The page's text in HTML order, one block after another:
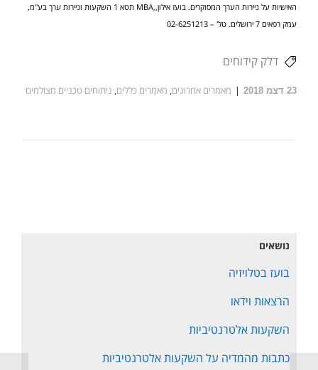
האישיות על ניירות הערך המסוקרים. בועז אילון,,MBA תטא 1 השקעות וניירות ערך בע"מ,
עמק רפאים 7 ירושלים. טל' – 02-6251213
דלק קידוחים
23 דצמ 2018 מאמרים אחרונים, מאמרים כללים, ניתוחים טכניים מצולמים
נושאים
בועז בטלויזיה
הרצאות וידאו
השקעות אלטרנטיביות
כתבות מהמדיה על השקעות אלטרנטיביות